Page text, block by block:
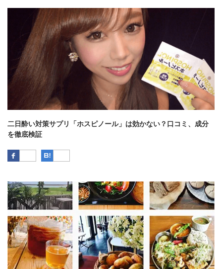
二日酔い対策サプリ「ホスピノール」は効かない？口コミ、成分
を徹底検証
Facebook